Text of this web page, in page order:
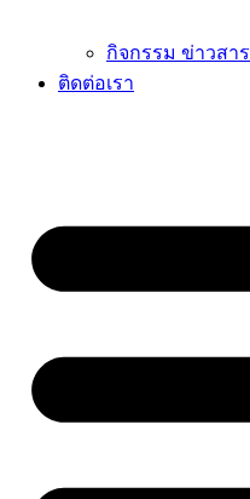
กิจกรรม ข่าวสาร
ติดต่อเรา